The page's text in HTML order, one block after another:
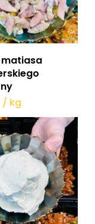
do koszyka
/ kg